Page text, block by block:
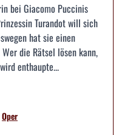
bei Giacomo Puccinis
Turandot will sich
hat sie einen
die Rätsel lösen kann,
enthaupte...
Oper